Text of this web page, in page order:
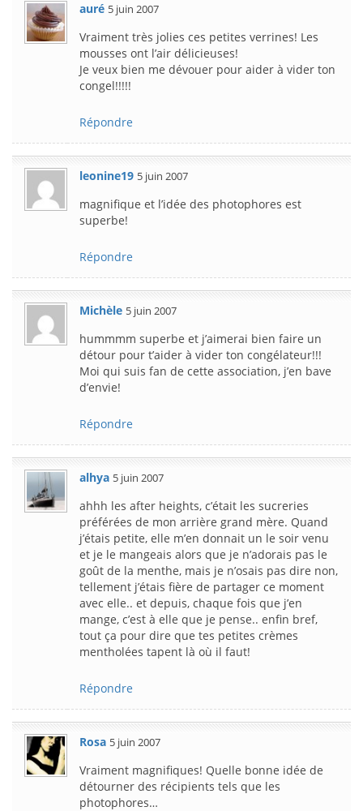
auré 5 juin 2007
Vraiment très jolies ces petites verrines! Les
mousses ont l’air délicieuses!
Je veux bien me dévouer pour aider à vider ton
congel!!!!!
Répondre
leonine19 5 juin 2007
magnifique et l’idée des photophores est
superbe!
Répondre
Michèle 5 juin 2007
hummmm superbe et j’aimerai bien faire un
détour pour t’aider à vider ton congélateur!!!
Moi qui suis fan de cette association, j’en bave
d’envie!
Répondre
alhya 5 juin 2007
ahhh les after heights, c’était les sucreries
préférées de mon arrière grand mère. Quand
j’étais petite, elle m’en donnait un le soir venu
et je le mangeais alors que je n’adorais pas le
goût de la menthe, mais je n’osais pas dire non,
tellement j’étais fière de partager ce moment
avec elle.. et depuis, chaque fois que j’en
mange, c’est à elle que je pense.. enfin bref,
tout ça pour dire que tes petites crèmes
mentholées tapent là où il faut!
Répondre
Rosa 5 juin 2007
Vraiment magnifiques! Quelle bonne idée de
détourner des récipients tels que les
photophores…